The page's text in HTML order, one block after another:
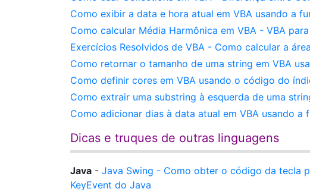
Como exibir a data e hora atual em VBA usando a
Como calcular Média Harmônica em VBA - VBA
Exercícios Resolvidos de VBA - Como calcular a
Como retornar o tamanho de uma string em VBA
Como definir cores em VBA usando o código do
Como extrair uma substring à esquerda de uma
Como adicionar dias à data atual em VBA usando
Dicas e truques de outras linguagens
Java - Java Swing - Como obter o código da tecla
KeyEvent do Java